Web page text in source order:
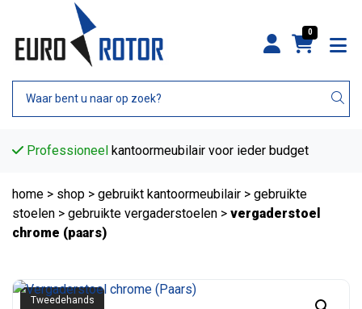
0
Professioneel kantoormeubilair voor ieder budget
home > shop > gebruikt kantoormeubilair > gebruikte
stoelen > gebruikte vergaderstoelen > vergaderstoel
chrome (paars)
Tweedehands